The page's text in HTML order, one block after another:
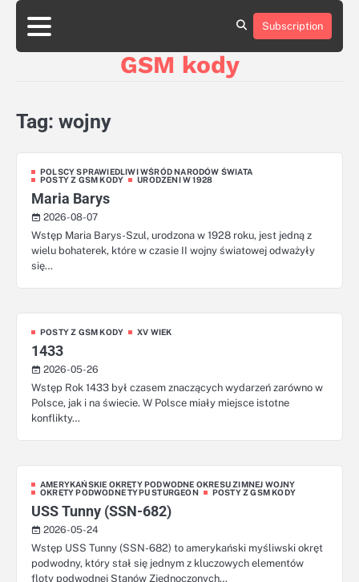
Skip
content
aluminumboatplans.com
dobra-
Kontakt
Subscription
GSM kody
Tag: wojny
POLSCY SPRAWIEDLIWI WŚRÓD NARODÓW ŚWIATA
POSTY Z GSM KODY
URODZENI W 1928
Maria Barys
2026-08-07
Wstęp Maria Barys-Szul, urodzona w 1928 roku, jest jedną z
wielu bohaterek, które w czasie II wojny światowej odważyły
się…
POSTY Z GSM KODY XV WIEK
1433
2026-05-26
Wstęp Rok 1433 był czasem znaczących wydarzeń zarówno w
Polsce, jak i na świecie. W Polsce miały miejsce istotne
konflikty…
AMERYKAŃSKIE OKRĘTY PODWODNE OKRESU ZIMNEJ WOJNY
OKRĘTY PODWODNE TYPU STURGEON
POSTY Z GSM KODY
USS Tunny (SSN-682)
2026-05-24
Wstęp USS Tunny (SSN-682) to amerykański myśliwski okręt
podwodny, który stał się jednym z kluczowych elementów
floty podwodnej Stanów Zjednoczonych…